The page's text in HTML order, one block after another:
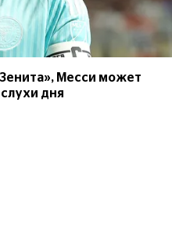
Месси может
дня